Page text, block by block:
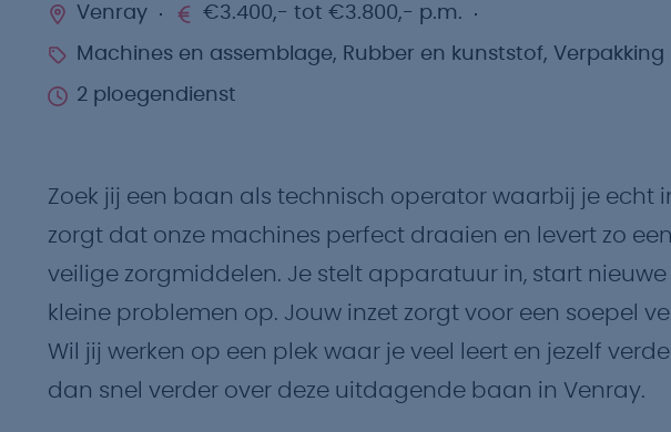
Venray €3.400,- tot €3.800,- p.m.
Machines en assemblage, Rubber en kunststof, Verpakking
2 ploegendienst
Zoek jij een baan als technisch operator waarbij je echt
zorgt dat onze machines perfect draaien en levert zo
veilige zorgmiddelen. Je stelt apparatuur in, start
kleine problemen op. Jouw inzet zorgt voor een soepel
Wil jij werken op een plek waar je veel leert en jezelf
dan snel verder over deze uitdagende baan in Venray.